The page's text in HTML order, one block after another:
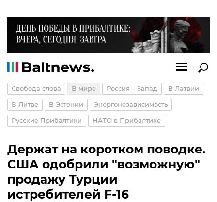
Свобода слова В мире Россия – Запад В Латвии
В Литве В Эстонии Энергонезависимость
Русские Прибалтики НАТО в Прибалтике
Держат на коротком поводке.
США одобрили "возможную"
продажу Турции
истребителей F-16